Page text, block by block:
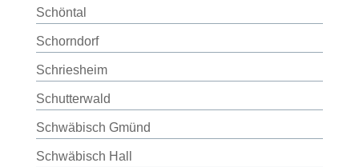
Schöntal
Schorndorf
Schriesheim
Schutterwald
Schwäbisch Gmünd
Schwäbisch Hall